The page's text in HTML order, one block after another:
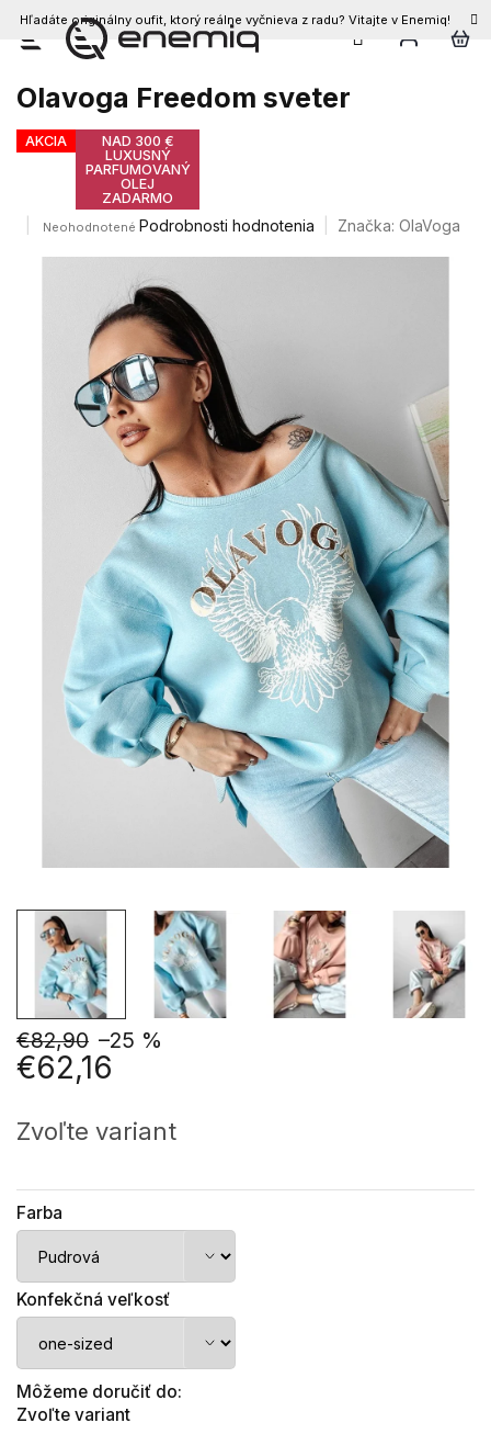
Prejsť
obsah
Hľadáte originálny oufit, ktorý reálne vyčnieva z radu? Vitajte v Enemiq!
Olavoga Freedom sveter
AKCIA
NAD 300 €
LUXUSNÝ
PARFUMOVANÝ
OLEJ
ZADARMO
Priemerné
hviezdičiek.
Neohodnotené Podrobnosti hodnotenia Značka: OlaVoga
€82,90 –25 %
€62,16
cena:
Zvoľte variant
Farba
Konfekčná veľkosť
Môžeme doručiť do:
Zvoľte variant